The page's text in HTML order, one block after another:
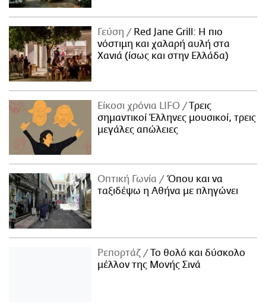
Γεύση
Red Jane Grill: Η πιο
νόστιμη και χαλαρή αυλή στα
Χανιά (ίσως και στην Ελλάδα)
Είκοσι χρόνια LIFO
Tρεις
σημαντικοί Έλληνες μουσικοί, τρεις
μεγάλες απώλειες
Οπτική Γωνία
Όπου και να
ταξιδέψω η Αθήνα με πληγώνει
Ρεπορτάζ
Το θολό και δύσκολο
μέλλον της Μονής Σινά